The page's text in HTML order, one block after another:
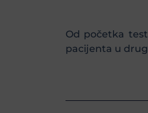
Od početka
pacijenta u